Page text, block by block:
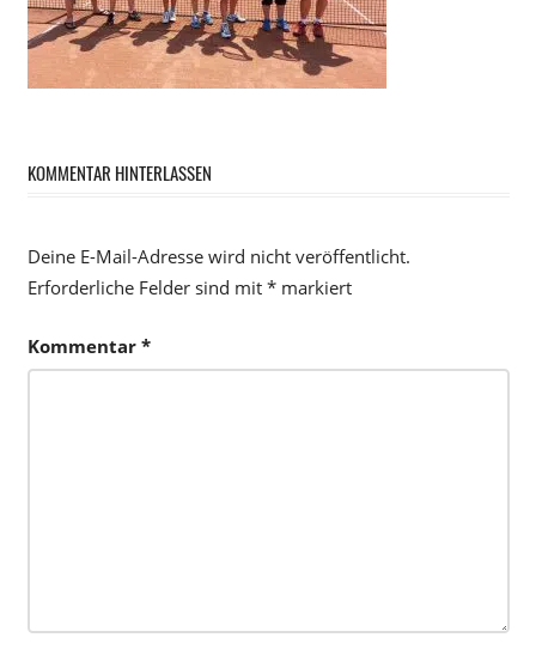
KOMMENTAR HINTERLASSEN
Deine E-Mail-Adresse wird nicht veröffentlicht.
Erforderliche Felder sind mit *markiert
Kommentar *